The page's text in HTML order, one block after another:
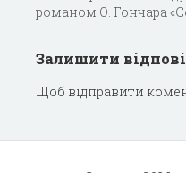
романом О. Гончара
Залишити
Щоб відправити